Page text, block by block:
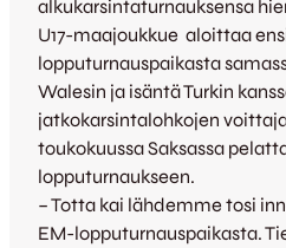
alkukarsintaturnauksensa
U17-maajoukkue aloittaa
lopputurnauspaikasta
Walesin ja isäntä Turkin
jatkokarsintalohkojen
toukokuussa Saksassa
lopputurnaukseen.
– Totta kai lähdemme tosi
EM-lopputurnauspaikasta.